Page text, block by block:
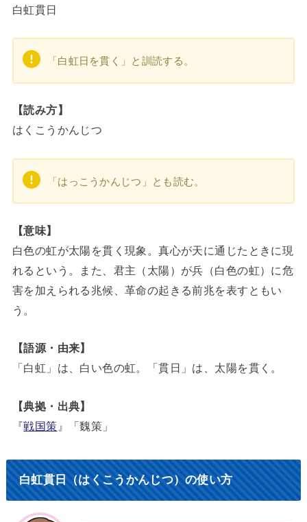
白虹貫日
「白虹日を貫く」と訓読する。
【読み方】
はくこうかんじつ
「はっこうかんじつ」とも読む。
【意味】
白色の虹が太陽を貫く現象。真心が天に通じたときに現
れるという。また、君主（太陽）が兵（白色の虹）に危
害を加えられる兆候、革命の起きる前兆を表すともい
う。
【語源・由来】
「白虹」は、白い色の虹。「貫日」は、太陽を貫く。
【典拠・出典】
『戦国策 』「魏策」
白虹貫日（はくこうかんじつ）の使い方